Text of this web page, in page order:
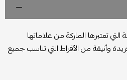
التي تعتبرها الماركة من علاماتها
وأنيقة من الأقراط التي تناسب جميع